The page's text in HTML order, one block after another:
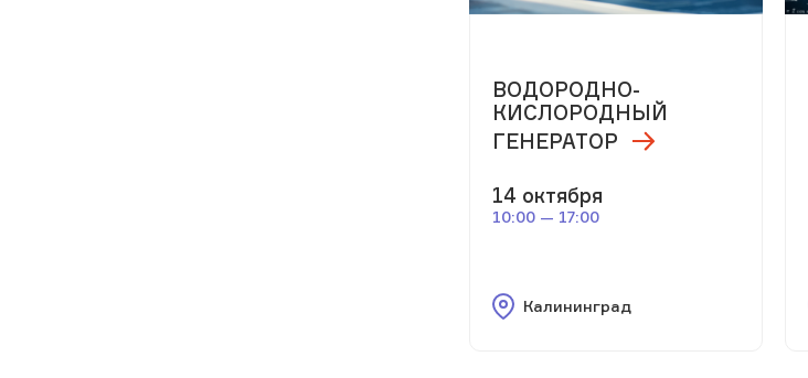
ВОДОРОДНО-
КИСЛОРОДНЫЙ
ГЕНЕРАТОР
14 октября
10:00 — 17:00
Калининград